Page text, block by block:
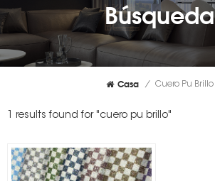
Búsqueda
Casa / Cuero Pu Brillo
1 results found for "cuero pu brillo"